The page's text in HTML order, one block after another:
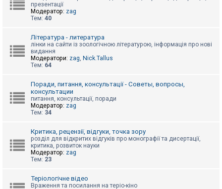
П
м
о
г
презентації
Модератор: zag
Тем: 40
Література - литература
лінки на сайти із зоологічною літературою, інформація про нові
видання
Модератори: zag, Nick.Tallus
Тем: 64
Поради, питання, консультації - Советы, вопросы,
консультации
питання, консультації, поради
Модератор: zag
Тем: 34
Критика, рецензії, відгуки, точка зору
розділ для відкритих відгуків про монографії та дисертації,
критика, розвиток науки
Модератор: zag
Тем: 23
Теріологічне відео
Враження та посилання на теріо-кіно